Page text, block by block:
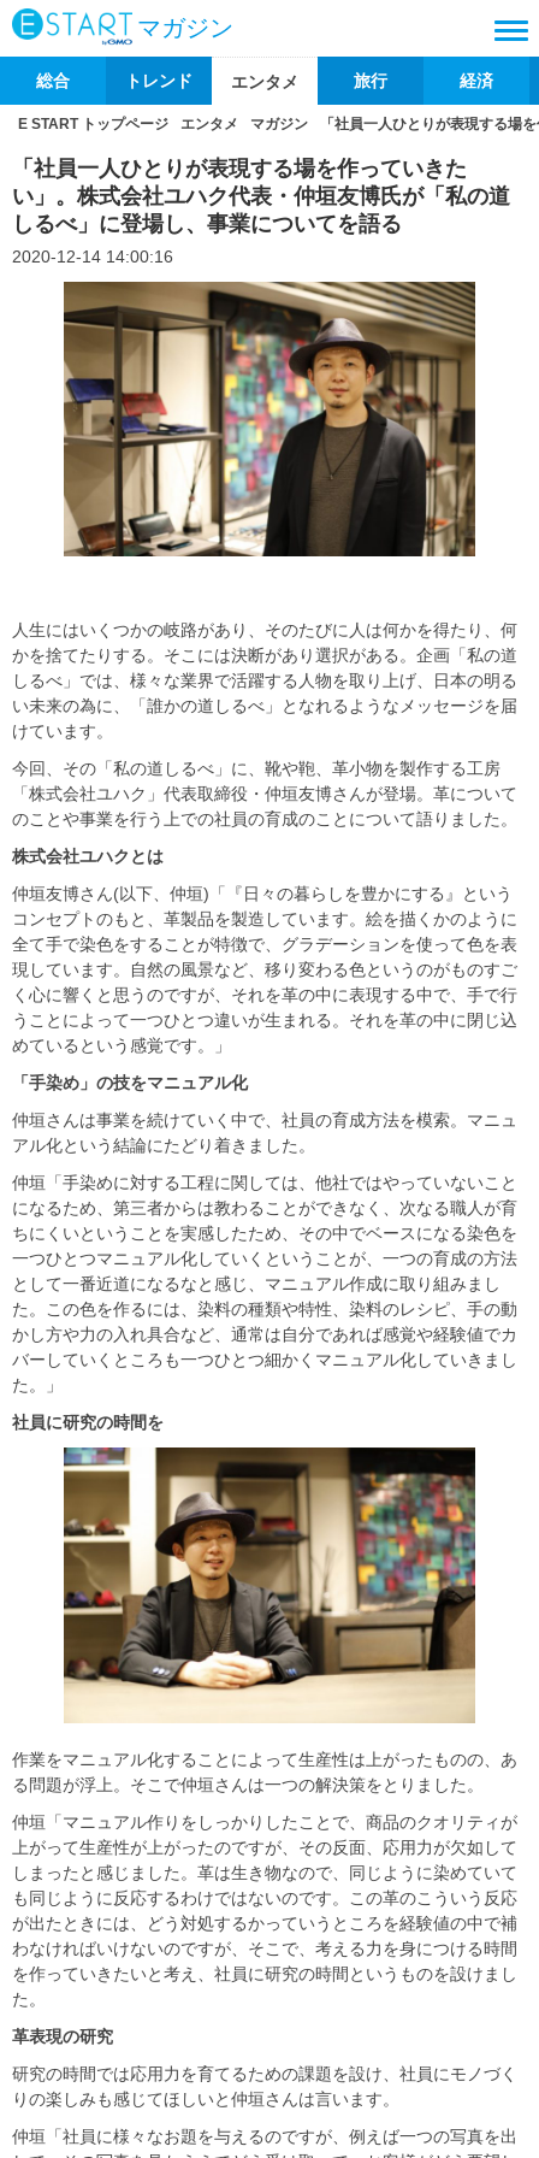
マガジン
総合 トレンド エンタメ 旅行 経済
E START トップページ エンタメ マガジン 「社員一人ひとりが表現する場
「社員一人ひとりが表現する場を作っていきた
い」。株式会社ユハク代表・仲垣友博氏が「私の道
しるべ」に登場し、事業についてを語る
2020-12-14 14:00:16
人生にはいくつかの岐路があり、そのたびに人は何かを得たり、何
かを捨てたりする。そこには決断があり選択がある。企画「私の道
しるべ」では、様々な業界で活躍する人物を取り上げ、日本の明る
い未来の為に、「誰かの道しるべ」となれるようなメッセージを届
けています。
今回、その「私の道しるべ」に、靴や鞄、革小物を製作する工房
「株式会社ユハク」代表取締役・仲垣友博さんが登場。革について
のことや事業を行う上での社員の育成のことについて語りました。
株式会社ユハクとは
仲垣友博さん(以下、仲垣)「『日々の暮らしを豊かにする』という
コンセプトのもと、革製品を製造しています。絵を描くかのように
全て手で染色をすることが特徴で、グラデーションを使って色を表
現しています。自然の風景など、移り変わる色というのがものすご
く心に響くと思うのですが、それを革の中に表現する中で、手で行
うことによって一つひとつ違いが生まれる。それを革の中に閉じ込
めているという感覚です。」
「手染め」の技をマニュアル化
仲垣さんは事業を続けていく中で、社員の育成方法を模索。マニュ
アル化という結論にたどり着きました。
仲垣「手染めに対する工程に関しては、他社ではやっていないこと
になるため、第三者からは教わることができなく、次なる職人が育
ちにくいということを実感したため、その中でベースになる染色を
一つひとつマニュアル化していくということが、一つの育成の方法
として一番近道になるなと感じ、マニュアル作成に取り組みまし
た。この色を作るには、染料の種類や特性、染料のレシピ、手の動
かし方や力の入れ具合など、通常は自分であれば感覚や経験値でカ
バーしていくところも一つひとつ細かくマニュアル化していきまし
た。」
社員に研究の時間を
作業をマニュアル化することによって生産性は上がったものの、あ
る問題が浮上。そこで仲垣さんは一つの解決策をとりました。
仲垣「マニュアル作りをしっかりしたことで、商品のクオリティが
上がって生産性が上がったのですが、その反面、応用力が欠如して
しまったと感じました。革は生き物なので、同じように染めていて
も同じように反応するわけではないのです。この革のこういう反応
が出たときには、どう対処するかっていうところを経験値の中で補
わなければいけないのですが、そこで、考える力を身につける時間
を作っていきたいと考え、社員に研究の時間というものを設けまし
た。
革表現の研究
研究の時間では応用力を育てるための課題を設け、社員にモノづく
りの楽しみも感じてほしいと仲垣さんは言います。
仲垣「社員に様々なお題を与えるのですが、例えば一つの写真を出